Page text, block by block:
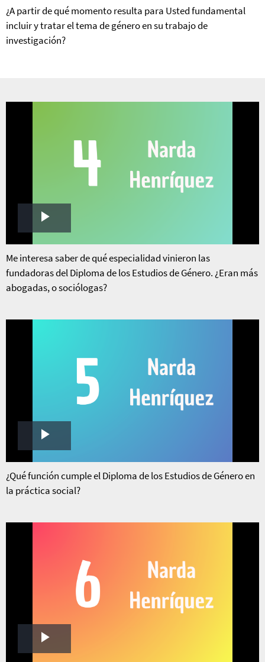
Video
¿A partir de qué momento resulta para Usted fundamental
incluir y tratar el tema de género en su trabajo de
investigación?
Play
Video
Me interesa saber de qué especialidad vinieron las
fundadoras del Diploma de los Estudios de Género. ¿Eran más
abogadas, o sociólogas?
Play
Video
¿Qué función cumple el Diploma de los Estudios de Género en
la práctica social?
Play